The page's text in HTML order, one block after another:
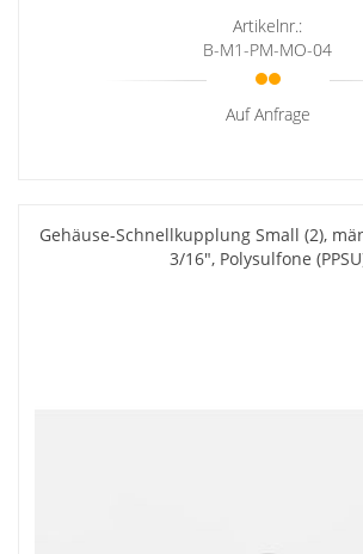
Artikelnr.:
B-M1-PM-MO-04
Auf Anfrage
Gehäuse-Schnellkupplung Small (2),
3/16", Polysulfone